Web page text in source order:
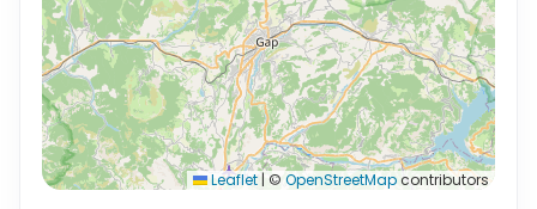
Leaflet | © OpenStreetMapcontributors